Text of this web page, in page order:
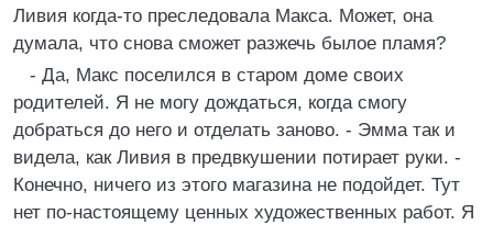
Ливия когда-то преследовала Макса. Может, она
думала, что снова сможет разжечь былое пламя?
- Да, Макс поселился в старом доме своих
родителей. Я не могу дождаться, когда смогу
добраться до него и отделать заново. - Эмма так и
видела, как Ливия в предвкушении потирает руки. -
Конечно, ничего из этого магазина не подойдет. Тут
нет по-настоящему ценных художественных работ. Я